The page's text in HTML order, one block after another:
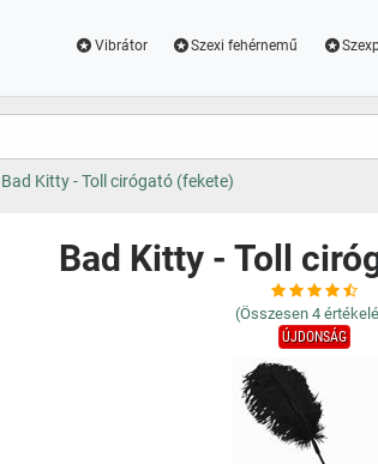
Vibrátor Szexi fehérnemű
Bad Kitty - Toll cirógató (fekete)
Bad Kitty - Toll
(Összesen 4
ÚJDONSÁG